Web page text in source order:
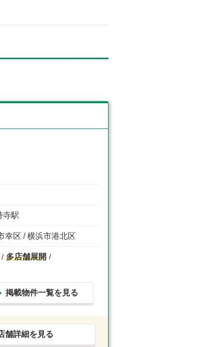
寺駅
幸区 / 横浜市港北区
多店舗展開
掲載物件一覧を見る
舗詳細を見る